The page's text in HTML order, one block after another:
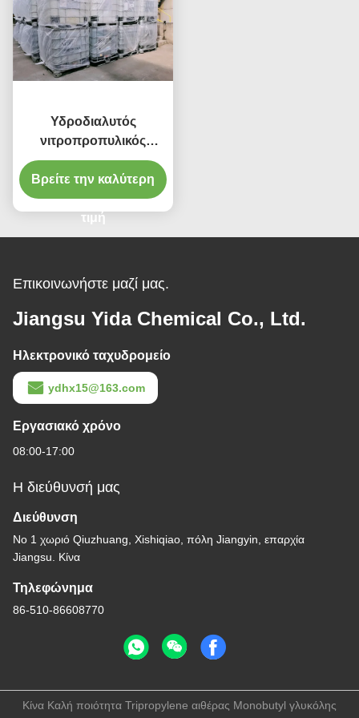
Υδροδιαλυτός
νιτροπροπυλικός
αιθέρας Arcosolv PNP
1569-01-3 γλυκόλης
προπυλενίου Eco
διαλυτικός
Βρείτε την καλύτερη
τιμή
Επικοινωνήστε μαζί μας.
Jiangsu Yida Chemical Co., Ltd.
Ηλεκτρονικό ταχυδρομείο
ydhx15@163.com
Εργασιακό χρόνο
08:00-17:00
Η διεύθυνσή μας
Διεύθυνση
Νο 1 χωριό Qiuzhuang, Xishiqiao, πόλη Jiangyin, επαρχία
Jiangsu. Κίνα
Τηλεφώνημα
86-510-86608770
Κίνα Καλή ποιότητα Tripropylene αιθέρας Monobutyl γλυκόλης